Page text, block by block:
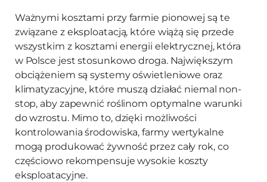
Ważnymi kosztami przy farmie pionowej są te
związane z eksploatacją, które wiążą się przede
wszystkim z kosztami energii elektrycznej, która
w Polsce jest stosunkowo droga. Największym
obciążeniem są systemy oświetleniowe oraz
klimatyzacyjne, które muszą działać niemal non-
stop, aby zapewnić roślinom optymalne warunki
do wzrostu. Mimo to, dzięki możliwości
kontrolowania środowiska, farmy wertykalne
mogą produkować żywność przez cały rok, co
częściowo rekompensuje wysokie koszty
eksploatacyjne.